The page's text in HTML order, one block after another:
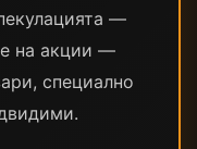
—
на акции —
специално